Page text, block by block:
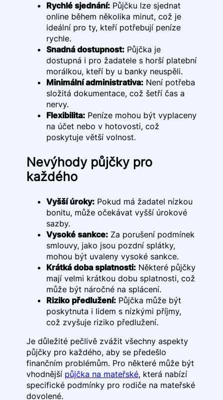
Rychlé sjednání:Půjčku lze sjednat
online během několika minut, což je
ideální pro ty, kteří potřebují peníze
rychle.
Snadná dostupnost:Půjčka je
dostupná i pro žadatele s horší platební
morálkou, kteří by u banky neuspěli.
Minimální administrativa:Není potřeba
složitá dokumentace, což šetří čas a
nervy.
Flexibilita:Peníze mohou být vyplaceny
na účet nebo v hotovosti, což
poskytuje větší volnost.
Nevýhody půjčky pro
každého
Vyšší úroky:Pokud má žadatel nízkou
bonitu, může očekávat vyšší úrokové
sazby.
Vysoké sankce:Za porušení podmínek
smlouvy, jako jsou pozdní splátky,
mohou být uvaleny vysoké sankce.
Krátká doba splatnosti:Některé půjčky
mají velmi krátkou dobu splatnosti, což
může být náročné na splácení.
Riziko předlužení:Půjčka může být
poskytnuta i lidem s nízkými příjmy,
což zvyšuje riziko předlužení.
Je důležité pečlivě zvážit všechny aspekty
půjčky pro každého, aby se předešlo
finančním problémům. Pro některé může být
vhodnější půjčka na mateřské, která nabízí
specifické podmínky pro rodiče na mateřské
dovolené.